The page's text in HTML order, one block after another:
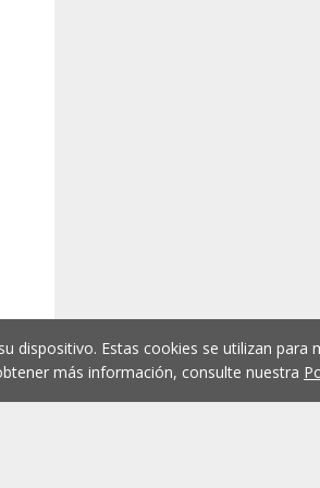
dispositivo. Estas cookies se utilizan para
más información, consulte nuestra